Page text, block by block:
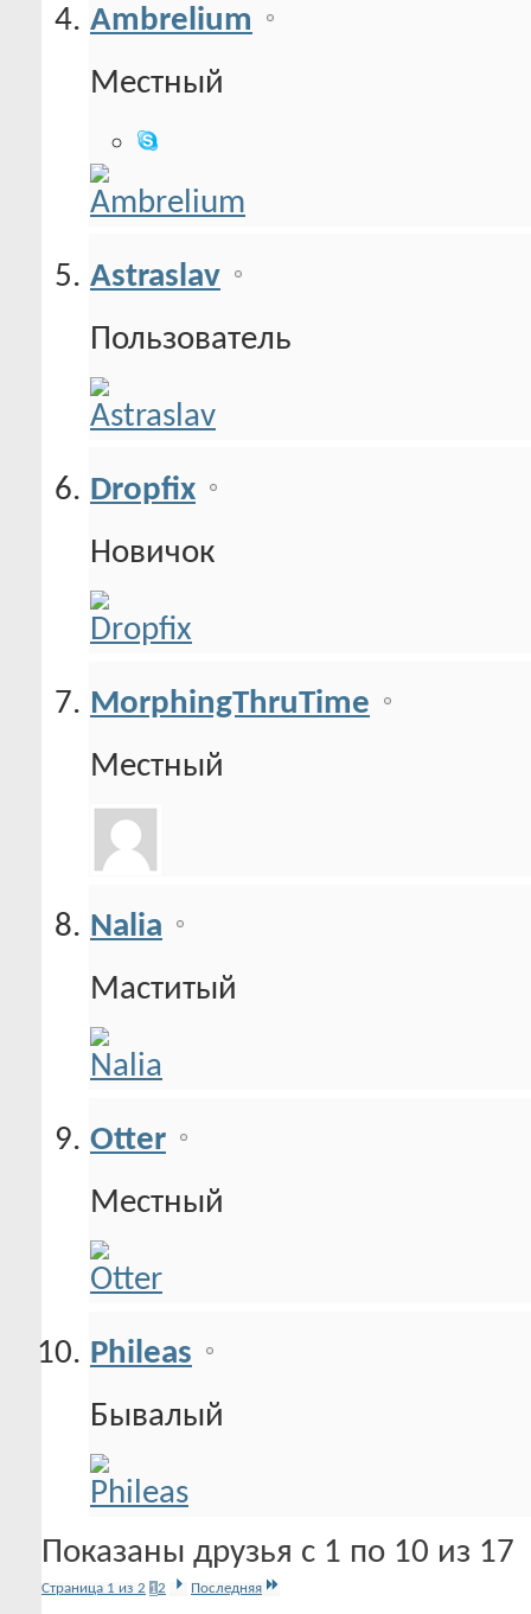
Ambrelium
Местный
Astraslav
Пользователь
Dropfix
Новичок
MorphingThruTime
Местный
Nalia
Маститый
Otter
Местный
Phileas
Бывалый
Показаны друзья с 1 по 10 из 17
Страница 1 из 2 12 Последняя